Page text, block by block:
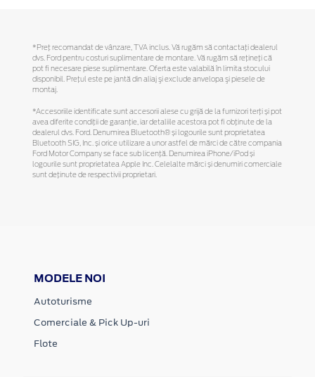
*Preţ recomandat de vânzare, TVA inclus. Vă rugăm să contactaţi dealerul
dvs. Ford pentru costuri suplimentare de montare. Vă rugăm să reţineţi că
pot fi necesare piese suplimentare. Oferta este valabilă în limita stocului
disponibil. Preţul este pe jantă din aliaj şi exclude anvelopa şi piesele de
montaj.
*Accesoriile identificate sunt accesorii alese cu grijă de la furnizori terți și pot
avea diferite condiții de garanție, iar detaliile acestora pot fi obținute de la
dealerul dvs. Ford. Denumirea Bluetooth® și logourile sunt proprietatea
Bluetooth SIG, Inc. și orice utilizare a unor astfel de mărci de către compania
Ford Motor Company se face sub licență. Denumirea iPhone/iPod și
logourile sunt proprietatea Apple Inc. Celelalte mărci și denumiri comerciale
sunt deținute de respectivii proprietari.
MODELE NOI
Autoturisme
Comerciale & Pick Up-uri
Flote